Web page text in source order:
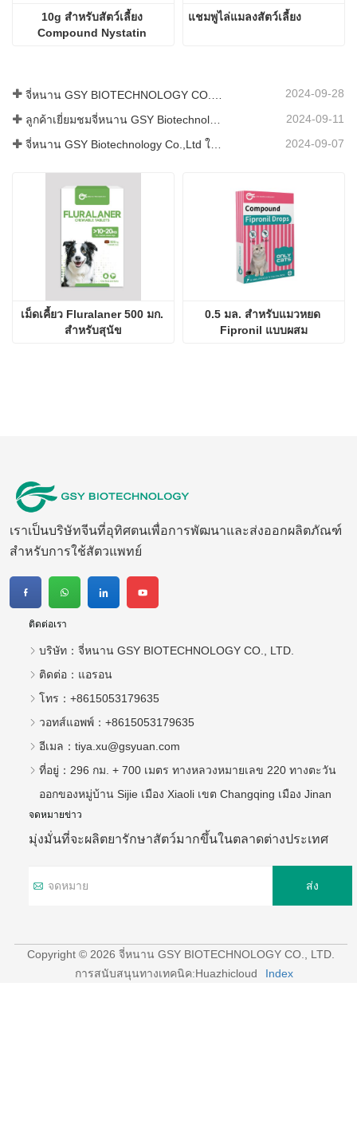
10g สำหรับสัตว์เลี้ยง
Compound Nystatin
แชมพูไล่แมลงสัตว์เลี้ยง
2024-09-28
2024-09-11
จี่หนาน GSY Biotechnology Co.,Ltd ในนิทรรศการ Nanjing VIV 2024-09-07
เม็ดเคี้ยว Fluralaner 500 มก.
สำหรับสุนัข
0.5 มล. สำหรับแมวหยด
Fipronil แบบผสม
เราเป็นบริษัทจีนที่อุทิศตนเพื่อการพัฒนาและส่งออกผลิตภัณฑ์
สำหรับการใช้สัตวแพทย์
ติดต่อเรา
บริษัท： จี่หนาน GSY BIOTECHNOLOGY CO., LTD.
ติดต่อ： แอรอน
โทร： +8615053179635
วอทส์แอพพ์： +8615053179635
อีเมล： tiya.xu@gsyuan.com
ที่อยู่： 296 กม. + 700 เมตร ทางหลวงหมายเลข 220 ทางตะวัน
ออกของหมู่บ้าน Sijie เมือง Xiaoli เขต Changqing เมือง Jinan
จดหมายข่าว
มุ่งมั่นที่จะผลิตยารักษาสัตว์มากขึ้นในตลาดต่างประเทศ
ส่ง
Copyright © 2026 จี่หนาน GSY BIOTECHNOLOGY CO., LTD.
การสนับสนุนทางเทคนิค:Huazhicloud
Index